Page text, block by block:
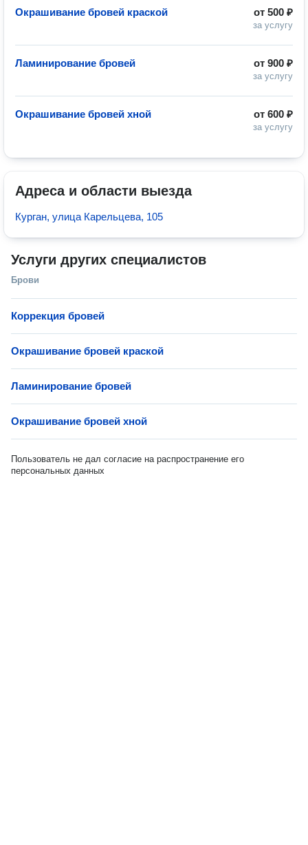
от 500 ₽
за услугу
Окрашивание бровей краской
от 900 ₽
за услугу
Ламинирование бровей
от 600 ₽
за услугу
Окрашивание бровей хной
Адреса и области выезда
Курган, улица Карельцева, 105
Услуги других специалистов
Брови
Коррекция бровей
Окрашивание бровей краской
Ламинирование бровей
Окрашивание бровей хной
Пользователь не дал согласие на распространение его
персональных данных